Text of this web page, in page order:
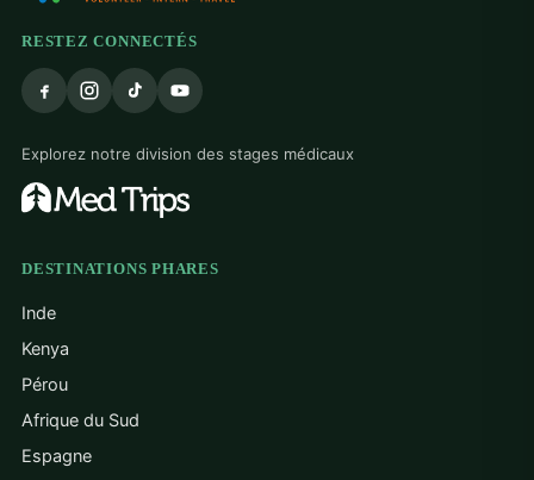
RESTEZ CONNECTÉS
Explorez notre division des stages médicaux
DESTINATIONS PHARES
Inde
Kenya
Pérou
Afrique du Sud
Espagne